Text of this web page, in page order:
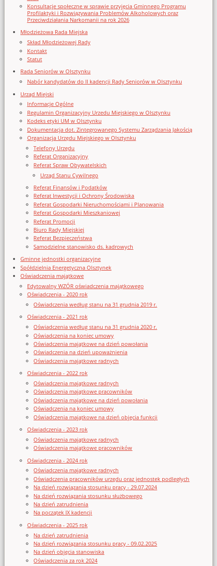
Konsultacje społeczne w sprawie przyjęcia Gminnego Programu
Profilaktyki i Rozwiązywania Problemów Alkoholowych oraz
Przeciwdziałania Narkomanii na rok 2026
Młodzieżowa Rada Miejska
Skład Młodzieżowej Rady
Kontakt
Statut
Rada Seniorów w Olsztynku
Nabór kandydatów do II kadencji Rady Seniorów w Olsztynku
Urząd Miejski
Informacje Ogólne
Regulamin Organizacyjny Urzedu Miejskiego w Olsztynku
Kodeks etyki UM w Olsztynku
Dokumentacja dot. Zintegrowanego Systemu Zarządzania Jakością
Organizacja Urzędu Miejskiego w Olsztynku
Telefony Urzędu
Referat Organizacyjny
Referat Spraw Obywatelskich
Urząd Stanu Cywilnego
Referat Finansów i Podatków
Referat Inwestycji i Ochrony Środowiska
Referat Gospodarki Nieruchomościami i Planowania
Referat Gospodarki Mieszkaniowej
Referat Promocji
Biuro Rady Miejskiej
Referat Bezpieczeństwa
Samodzielne stanowisko ds. kadrowych
Gminne jednostki organizacyjne
Spółdzielnia Energetyczna Olsztynek
Oświadczenia majątkowe
Edytowalny WZÓR oświadczenia majątkowego
Oświadczenia - 2020 rok
Oświadczenia według stanu na 31 grudnia 2019 r.
Oświadczenia - 2021 rok
Oświadczenia według stanu na 31 grudnia 2020 r.
Oświadczenia na koniec umowy
Oświadczenia majątkowe na dzień powołania
Oświadczenia na dzień upoważnienia
Oświadczenia majątkowe radnych
Oświadczenia - 2022 rok
Oświadczenia majątkowe radnych
Oświadczenia majątkowe pracowników
Oświadczenia majątkowe na dzień powołania
Oświadczenia na koniec umowy
Oświadczenia majątkowe na dzień objęcia funkcji
Oświadczenia - 2023 rok
Oświadczenia majątkowe radnych
Oświadczenia majątkowe pracowników
Oświadczenia - 2024 rok
Oświadczenia majątkowe radnych
Oświadczenia pracowników urzędu oraz jednostek podległych
Na dzień rozwiązania stosunku pracy - 29.07.2024
Na dzień rozwiązania stosunku służbowego
Na dzień zatrudnienia
Na początek IX kadencji
Oświadczenia - 2025 rok
Na dzień zatrudnienia
Na dzień rozwiązania stosunku pracy - 09.02.2025
Na dzień objęcia stanowiska
Oświadczenia za rok 2024